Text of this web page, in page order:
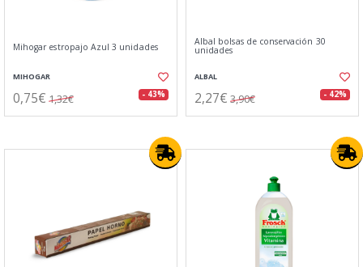
Mihogar estropajo Azul 3 unidades
MIHOGAR
0,75€ 1,32€ - 43%
Albal bolsas de conservación 30
unidades
ALBAL
2,27€ 3,90€ - 42%